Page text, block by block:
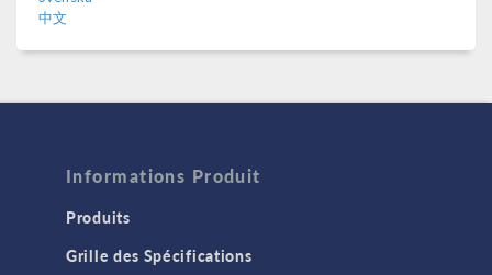
中文
Informations Produit
Produits
Grille des Spécifications